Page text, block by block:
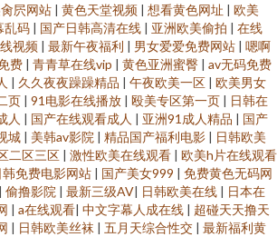
屄网站 | 黄色天堂视频 | 想看黄色网址 | 欧美
乱码 | 国产日韩高清在线 | 亚洲欧美偷拍 | 在线
视频 | 最新午夜福利 | 男女爱爱免费网站 | 嗯啊
费 | 青青草在线vip | 黄色亚洲蜜臀 | av无码免费
| 久久夜夜躁躁精品 | 午夜欧美一区 | 欧美男女
页 | 91电影在线播放 | 殴美专区第一页 | 日韩在
人 | 国产在线观看成人 | 亚洲91成人精品 | 国产
城 | 美韩av影院 | 精品国产福利电影 | 日韩欧美
二区三区 | 激性欧美在线观看 | 欧美h片在线观看
韩免费电影网站 | 国产美女999 | 免费黄色无码网
| 偷撸影院 | 最新三级AV| 日韩欧美在线 | 日本在
| a在线观看| 中文字幕人成在线 | 超碰天天撸天
| 日韩欧美丝袜 | 五月天综合性交 | 最新福利黄